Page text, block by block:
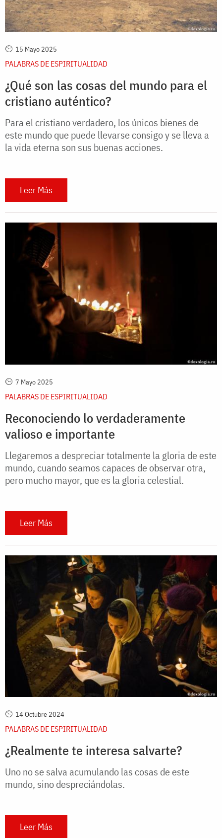
15 Mayo 2025
PALABRAS DE ESPIRITUALIDAD
¿Qué son las cosas del mundo para el
cristiano auténtico?
Para el cristiano verdadero, los únicos bienes de
este mundo que puede llevarse consigo y se lleva a
la vida eterna son sus buenas acciones.
Leer Más
7 Mayo 2025
PALABRAS DE ESPIRITUALIDAD
Reconociendo lo verdaderamente
valioso e importante
Llegaremos a despreciar totalmente la gloria de este
mundo, cuando seamos capaces de observar otra,
pero mucho mayor, que es la gloria celestial.
Leer Más
14 Octubre 2024
PALABRAS DE ESPIRITUALIDAD
¿Realmente te interesa salvarte?
Uno no se salva acumulando las cosas de este
mundo, sino despreciándolas.
Leer Más